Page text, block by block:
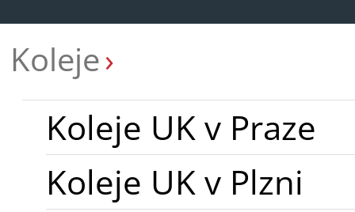
Koleje
Koleje UK v Praze
Koleje UK v Plzni